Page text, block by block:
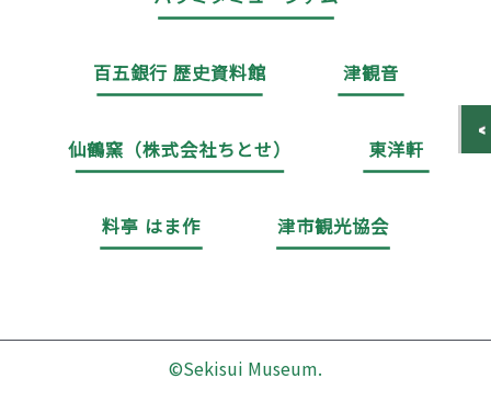
百五銀行 歴史資料館 津観音
仙鶴窯（株式会社ちとせ） 東洋軒
料亭 はま作 津市観光協会
©Sekisui Museum.